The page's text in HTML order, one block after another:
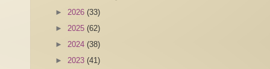
► 2026 (33)
► 2025 (62)
► 2024 (38)
► 2023 (41)